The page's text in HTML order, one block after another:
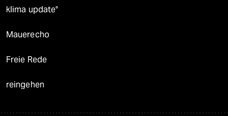
klima update°
Mauerecho
Freie Rede
reingehen